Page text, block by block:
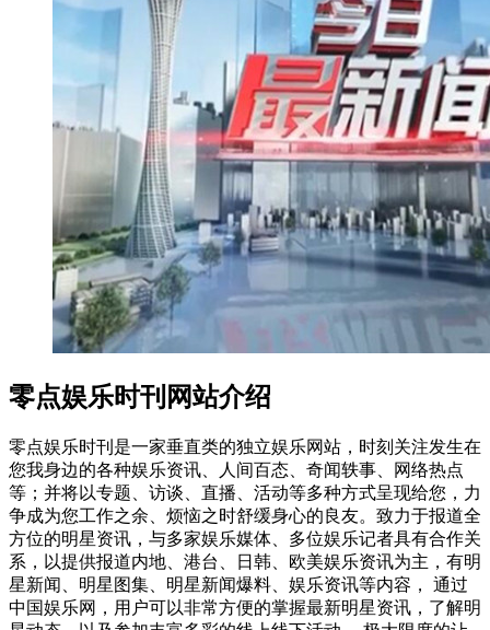
零点娱乐时刊网站介绍
零点娱乐时刊是一家垂直类的独立娱乐网站，时刻关注发生在
您我身边的各种娱乐资讯、人间百态、奇闻轶事、网络热点
等；并将以专题、访谈、直播、活动等多种方式呈现给您，力
争成为您工作之余、烦恼之时舒缓身心的良友。致力于报道全
方位的明星资讯，与多家娱乐媒体、多位娱乐记者具有合作关
系，以提供报道内地、港台、日韩、欧美娱乐资讯为主，有明
星新闻、明星图集、明星新闻爆料、娱乐资讯等内容， 通过
中国娱乐网，用户可以非常方便的掌握最新明星资讯，了解明